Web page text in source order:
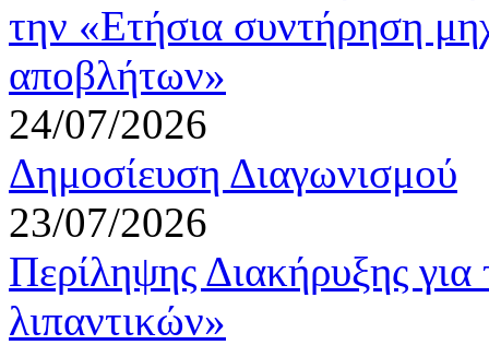
την «Eτήσια συντήρηση
αποβλήτων»
24/07/2026
Δημοσίευση Διαγωνισμού
23/07/2026
Περίληψης Διακήρυξης
λιπαντικών»